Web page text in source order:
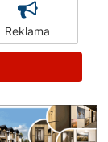
Reklama